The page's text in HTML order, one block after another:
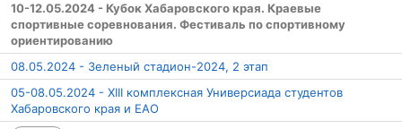
10-12.05.2024 - Кубок Хабаровского края. Краевые
спортивные соревнования. Фестиваль по спортивному
ориентированию
08.05.2024 - Зеленый стадион-2024, 2 этап
05-08.05.2024 - XIII комплексная Универсиада студентов
Хабаровского края и ЕАО